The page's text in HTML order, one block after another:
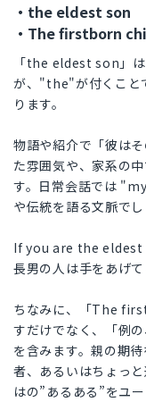
・the eldest son
・The firstborn
「the eldest son」
が、"the"が付くこと
ります。
物語や紹介で「彼は
た雰囲気や、家系の
す。日常会話では
や伝統を語る文脈でし
If you are the
長男の人は手をあげて
ちなみに、「The
すだけでなく、「例
を含みます。親の期
者、あるいはちょっ
はの”あるある”をユ